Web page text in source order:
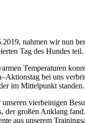
nahmen wir nun
Tag des Hundes teil.
Temperaturen
bei uns
im Mittelpunkt standen.
vierbeinigen
der großen Anklang
aus unserem